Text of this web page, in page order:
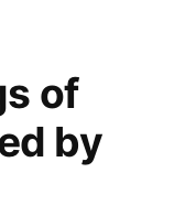
of
by